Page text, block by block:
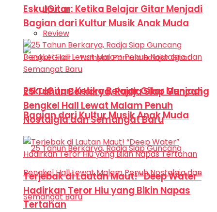
Liputan
Review
EskulGitar: Ketika Belajar Gitar Menjadi
Bagian dari Kultur Musik Anak Muda
EskulGitar: Ketika Belajar Gitar Menjadi
Bagian dari Kultur Musik Anak Muda
25 Tahun Berkarya, Radja Siap Guncang
Bengkel Hall Lewat Malam Penuh
Nostalgia dan Semangat Baru
Terjebak di Lautan Maut! “Deep Water”
Hadirkan Teror Hiu yang Bikin Napas
Tertahan